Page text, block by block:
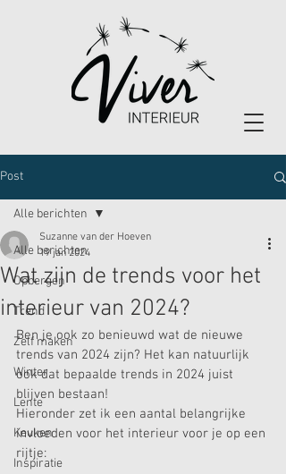
Post
Alle berichten
Opbergen
Trend
Zelf maken
Winter
Lente
Keuken
Inspiratie
Alle berichten
Wat zijn de trends voor het
interieur van 2024?
Suzanne van der Hoeven
19 jan 2024
Ben je ook zo benieuwd wat de nieuwe
trends van 2024 zijn? Het kan natuurlijk
ook dat bepaalde trends in 2024 juist
blijven bestaan!
Hieronder zet ik een aantal belangrijke
invloeden voor het interieur voor je op een
rijtje: